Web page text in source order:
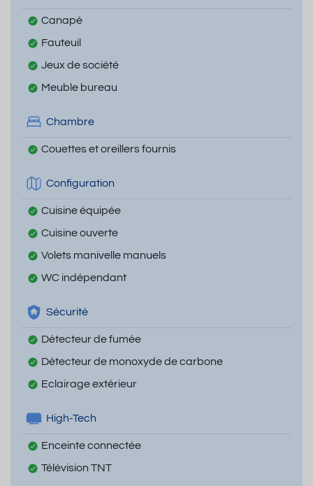
Canapé
Fauteuil
Jeux de société
Meuble bureau
Chambre
Couettes et oreillers fournis
Configuration
Cuisine équipée
Cuisine ouverte
Volets manivelle manuels
WC indépendant
Sécurité
Détecteur de fumée
Détecteur de monoxyde de carbone
Eclairage extérieur
High-Tech
Enceinte connectée
Télévision TNT